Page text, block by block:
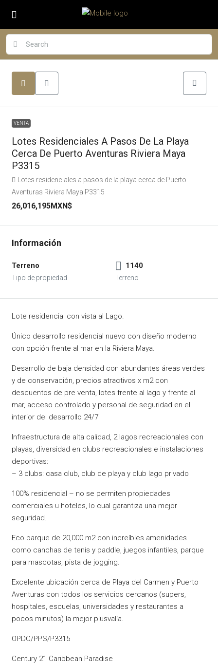
VENTA
Lotes Residenciales A Pasos De La Playa
Cerca De Puerto Aventuras Riviera Maya
P3315
Lotes residenciales a pasos de la playa cerca de Puerto
Aventuras Riviera Maya P3315
26,016,195MXN$
Terreno 1140
Lote residencial con vista al Lago.
Único desarrollo residencial nuevo con diseño moderno
con opción frente al mar en la Riviera Maya.
Desarrollo de baja densidad con abundantes áreas verdes
y de conservación, precios atractivos x m2 con
descuentos de pre venta, lotes frente al lago y frente al
mar, acceso controlado y personal de seguridad en el
interior del desarrollo 24/7
Infraestructura de alta calidad, 2 lagos recreacionales con
playas, diversidad en clubs recreacionales e instalaciones
deportivas:
– 3 clubs: casa club, club de playa y club lago privado
100% residencial – no se permiten propiedades
comerciales u hoteles, lo cual garantiza una mejor
seguridad.
Eco parque de 20,000 m2 con increíbles amenidades
como canchas de tenis y paddle, juegos infantiles, parque
para mascotas, pista de jogging.
Excelente ubicación cerca de Playa del Carmen y Puerto
Aventuras con todos los servicios cercanos (supers,
hospitales, escuelas, universidades y restaurantes a
pocos minutos) la mejor plusvalía.
OPDC/PPS/P3315
Century 21 Caribbean Paradise